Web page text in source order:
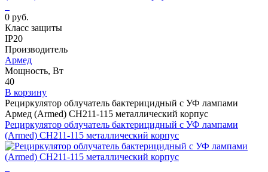
0 руб.
Класс защиты
IP20
Производитель
Армед
Мощность, Вт
40
В корзину
Рециркулятор облучатель бактерицидный с УФ лампами
Армед (Armed) СH211-115 металлический корпус
Рециркулятор облучатель бактерицидный с УФ лампами
(Armed) СH211-115 металлический корпус